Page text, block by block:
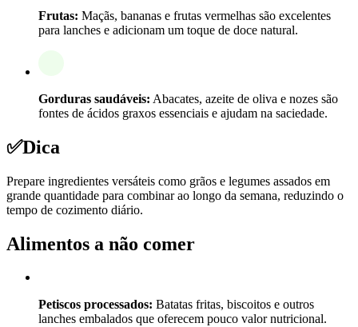
Frutas: Maçãs, bananas e frutas vermelhas são excelentes
para lanches e adicionam um toque de doce natural.
Gorduras saudáveis: Abacates, azeite de oliva e nozes são
fontes de ácidos graxos essenciais e ajudam na saciedade.
✅Dica
Prepare ingredientes versáteis como grãos e legumes assados em
grande quantidade para combinar ao longo da semana, reduzindo o
tempo de cozimento diário.
Alimentos a não comer
Petiscos processados: Batatas fritas, biscoitos e outros
lanches embalados que oferecem pouco valor nutricional.